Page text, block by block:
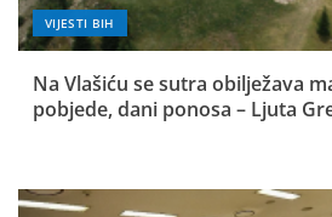
VIJESTI BIH
Na Vlašiću se sutra obilježava
pobjede, dani ponosa – Ljuta